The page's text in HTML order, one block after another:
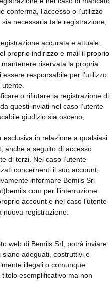
conferma, l’accesso o l’utilizzo
necessaria tale registrazione,
accurata e attuale,
proprio indirizzo e-mail il proprio
riservata la propria
responsabile per l’utilizzo
o rifiutare la registrazione di
questi inviati nel caso l’utente
giudizio sia osceno,
esclusiva in relazione a qualsiasi
anche a seguito di accesso
di terzi. Nel caso l’utente
concernenti il suo account,
informare Bemils Srl
per l’interruzione
account e nel caso l’utente
nuova registrazione.
web di Bemils Srl, potrà inviare
adeguati, costruttivi e
illegali o comunque
esemplificativo ma non